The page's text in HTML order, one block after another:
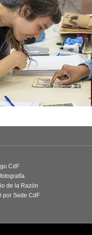
CdF
de la Razón
por Sede CdF